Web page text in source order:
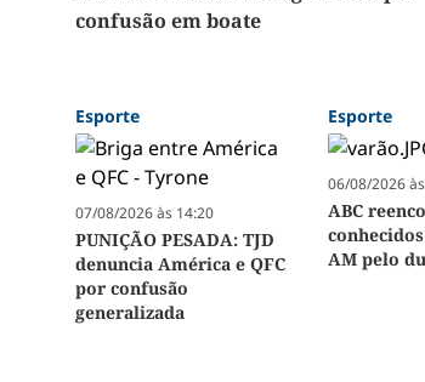
confusão em boate
Esporte
07/08/2026 às 14:20
PUNIÇÃO PESADA: TJD
denuncia América e QFC
por confusão
generalizada
Esporte
06/08/2026
ABC
AM pelo